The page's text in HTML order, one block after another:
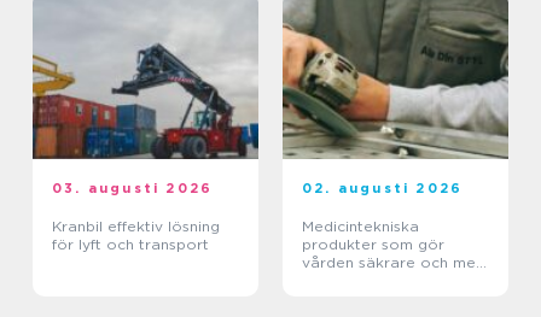
03. augusti 2026
Kranbil effektiv lösning
för lyft och transport
02. augusti 2026
Medicintekniska
produkter som gör
vården säkrare och mer